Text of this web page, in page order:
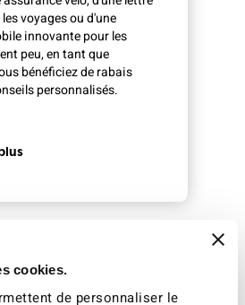
cookies.
de personnaliser le
voyages ou d'une
innovante pour les
peu, en tant que
bénéficiez de rabais
personnalisés.